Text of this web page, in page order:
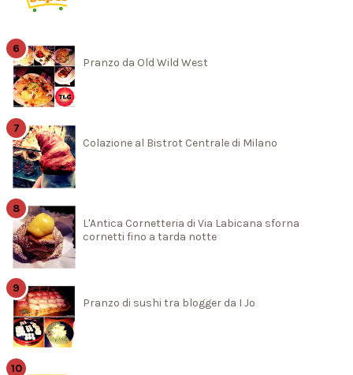
Pranzo da Old Wild West
Colazione al Bistrot Centrale di Milano
L'Antica Cornetteria di Via Labicana sforna
cornetti fino a tarda notte
Pranzo di sushi tra blogger da I Jo